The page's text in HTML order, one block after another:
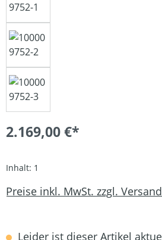
2.169,00 €*
Inhalt: 1
Preise inkl. MwSt. zzgl.
Leider ist dieser Artikel